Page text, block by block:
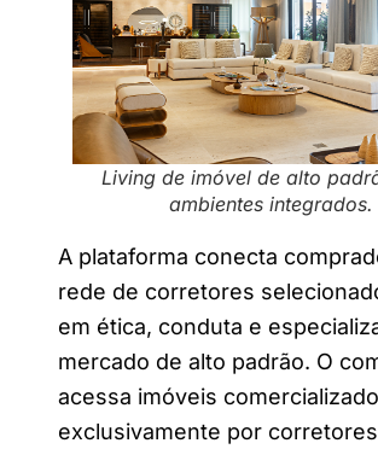
Living de imóvel de alto
ambientes integrados.
A plataforma conecta
rede de corretores
em ética, conduta e
mercado de alto padrão. O
acessa imóveis
exclusivamente por